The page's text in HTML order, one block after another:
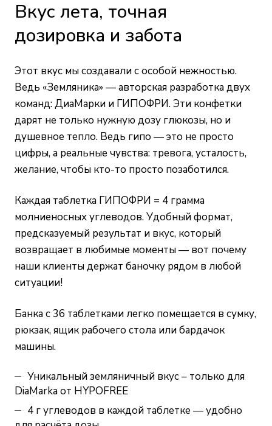
Вкус лета, точная
дозировка и забота
Этот вкус мы создавали с особой нежностью.
Ведь «Земляника» — авторская разработка двух
команд: ДиаМарки и ГИПОФРИ. Эти конфетки
дарят не только нужную дозу глюкозы, но и
душевное тепло. Ведь гипо — это не просто
цифры, а реальные чувства: тревога, усталость,
желание, чтобы кто-то просто позаботился.
Каждая таблетка ГИПОФРИ = 4 грамма
молниеносных углеводов. Удобный формат,
предсказуемый результат и вкус, который
возвращает в любимые моменты — вот почему
наши клиенты держат баночку рядом в любой
ситуации!
Банка с 36 таблетками легко помещается в сумку,
рюкзак, ящик рабочего стола или бардачок
машины.
Уникальный земляничный вкус – только для
DiaMarka от HYPOFREE
4 г углеводов в каждой таблетке — удобно